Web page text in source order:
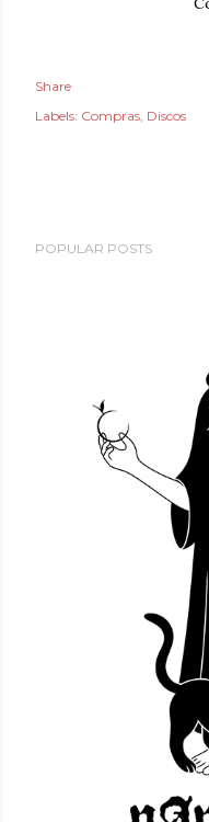
Share
Labels: Compras Discos
POPULAR POSTS